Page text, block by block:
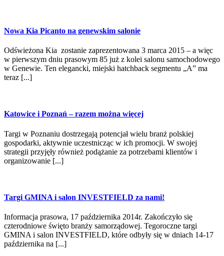
Nowa Kia Picanto na genewskim salonie
Odświeżona Kia zostanie zaprezentowana 3 marca 2015 – a więc
w pierwszym dniu prasowym 85 już z kolei salonu samochodowego
w Genewie. Ten elegancki, miejski hatchback segmentu „A” ma
teraz [...]
Katowice i Poznań – razem można więcej
Targi w Poznaniu dostrzegają potencjał wielu branż polskiej
gospodarki, aktywnie uczestnicząc w ich promocji. W swojej
strategii przyjęły również podążanie za potrzebami klientów i
organizowanie [...]
Targi GMINA i salon INVESTFIELD za nami!
Informacja prasowa, 17 października 2014r. Zakończyło się
czterodniowe święto branży samorządowej. Tegoroczne targi
GMINA i salon INVESTFIELD, które odbyły się w dniach 14-17
października na [...]